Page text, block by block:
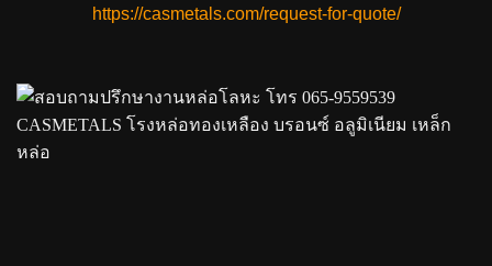
https://casmetals.com/request-for-quote/